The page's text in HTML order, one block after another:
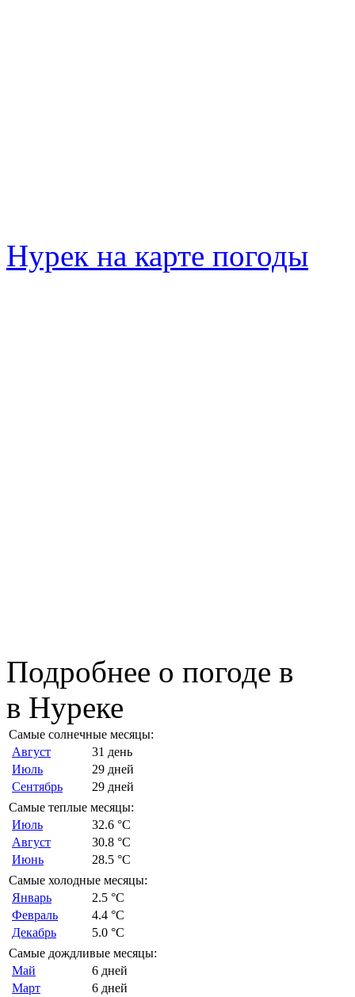
Нурек на карте погоды
Подробнее о погоде в
в Нуреке
Самые солнечные месяцы:
Август
31 день
Июль
29 дней
Сентябрь
29 дней
Самые теплые месяцы:
Июль
32.6 °C
Август
30.8 °C
Июнь
28.5 °C
Самые холодные месяцы:
Январь
2.5 °C
Февраль
4.4 °C
Декабрь
5.0 °C
Самые дождливые месяцы:
Май
6 дней
Март
6 дней